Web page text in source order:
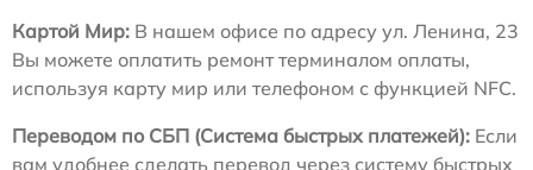
Картой Мир: В нашем офисе по адресу ул. Ленина, 23
Вы можете оплатить ремонт терминалом оплаты,
используя карту мир или телефоном с функцией NFC.
Переводом по СБП (Система быстрых платежей): Если
вам удобнее сделать перевод через систему быстрых